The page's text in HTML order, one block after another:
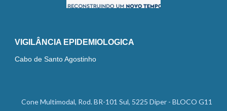
VIGILÂNCIA EPIDEMIOLOGICA
Cabo de Santo Agostinho
Cone Multimodal, Rod. BR-101 Sul, 5225 Diper - BLOCO G11